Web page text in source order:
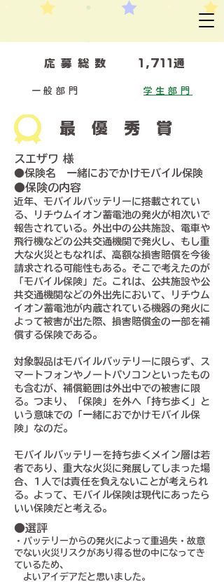
​応募総数 1,711通
一般部門 学生部門
最優秀賞
スエザワ 様
●保険名 一緒におでかけモバイル保険
●保険の内容
近年、モバイルバッテリーに搭載されてい
る、リチウムイオン蓄電池の発火が相次いで
報告されている。外出中の公共施設、電車や
飛行機などの公共交通機関で発火し、もし重
大な火災ともなれば、高額な損害賠償を今後
請求される可能性もある。そこで考えたのが
「モバイル保険」だ。これは、公共施設や公
共交通機関などの外出先において、リチウム
イオン蓄電池が内蔵されている機器の発火に
よって被害が出た際、損害賠償金の一部を補
償する保険である。
対象製品はモバイルバッテリーに限らず、ス
マートフォンやノートパソコンといったもの
も含むが、補償範囲は外出中での被害に限
る。つまり、「保険」を外へ「持ち歩く」と
いう意味での「一緒におでかけモバイル保
険」なのだ。
モバイルバッテリーを持ち歩くメイン層は若
者であり、重大な火災に発展してしまった場
合、1人では責任を負えないことが考えられ
る。よって、モバイル保険は現代にあったら
いい保険だと考える。
●選評
・バッテリーからの発火によって重過失・故意
でない火災リスクがあり得る世の中になってき
ているため、
よいアイデアだと思いました。